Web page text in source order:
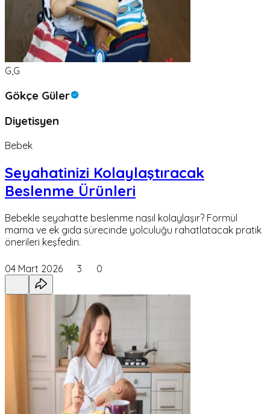
G,G
Gökçe Güler
Diyetisyen
Bebek
Seyahatinizi Kolaylaştıracak
Beslenme Ürünleri
Bebekle seyahatte beslenme nasıl kolaylaşır? Formül
mama ve ek gıda sürecinde yolculuğu rahatlatacak pratik
önerileri keşfedin.
04 Mart 2026 3 0